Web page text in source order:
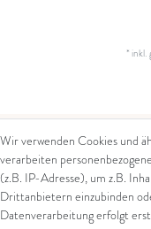
* inkl.
Kontakt
Kontaktformular
Wir verwenden Cookies und
verarbeiten
(z.B. IP-Adresse), um z.B.
Drittanbietern einzubinden
Datenverarbeitung erfolgt